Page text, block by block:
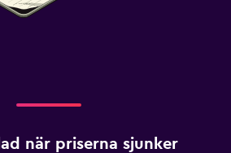
när priserna sjunker